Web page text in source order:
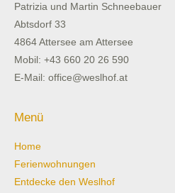
Patrizia und Martin Schneebauer
Abtsdorf 33
4864 Attersee am Attersee
Mobil: +43 660 20 26 590
E-Mail: office@weslhof.at
Menü
Home
Ferienwohnungen
Entdecke den Weslhof